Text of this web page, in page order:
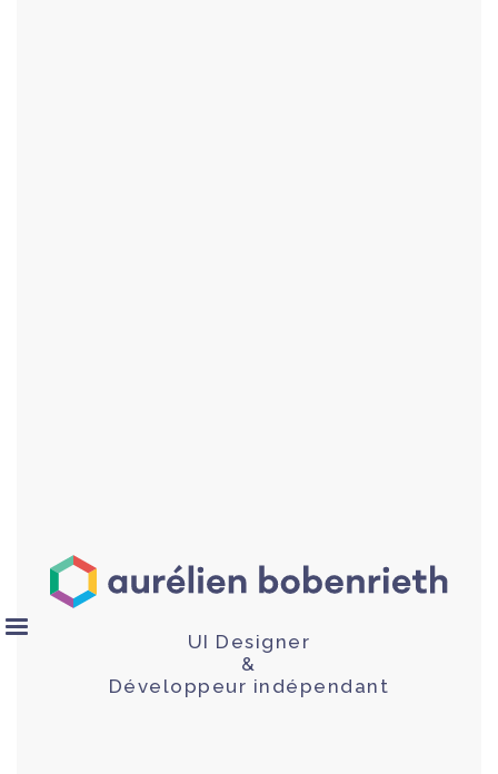
UI Designer
&
Développeur indépendant